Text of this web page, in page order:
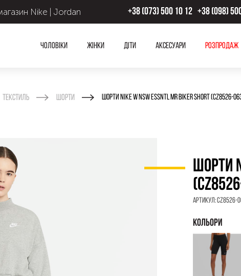
Nike | Jordan +38 (073) 500 10 12 +38 (098)
Чоловіки Жінки Діти Аксесуари Розпродаж
Текстиль Шорти ШОРТИ NIKE W NSW ESSNTL MR BIKER SHORT (CZ8526-
ШОРТИ
Артикул:CZ8526-